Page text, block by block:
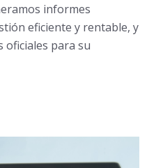
informes
eficiente y rentable, y
para su